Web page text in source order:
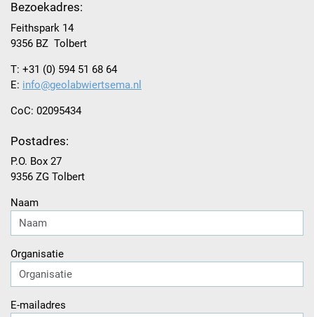
Bezoekadres:
Feithspark 14
9356 BZ Tolbert
T: +31 (0) 594 51 68 64
E: info@geolabwiertsema.nl
CoC: 02095434
Postadres:
P.O. Box 27
9356 ZG Tolbert
Naam
Organisatie
E-mailadres